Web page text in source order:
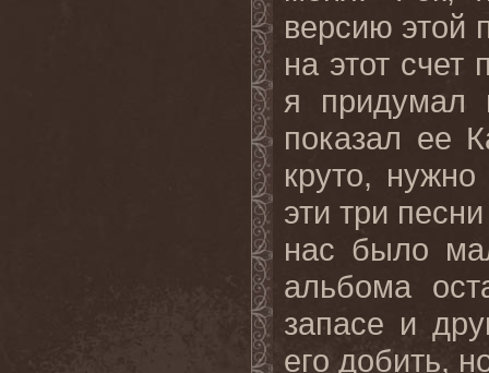
версию этой
на этот счет
я придумал
показал ее
круто,
эти три
нас было
альбома
запасе и
его добить,